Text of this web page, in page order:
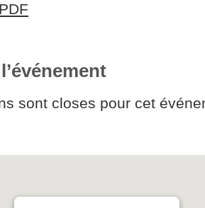
sont closes pour cet